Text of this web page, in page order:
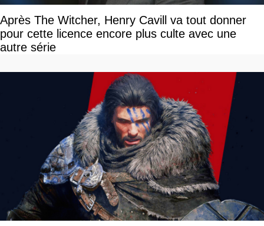
Après The Witcher, Henry Cavill va tout donner
pour cette licence encore plus culte avec une
autre série